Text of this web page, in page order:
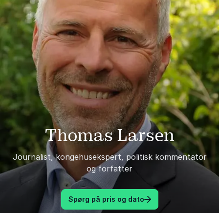
Thomas Larsen
Journalist, kongehusekspert, politisk kommentator
og forfatter
Spørg på pris og dato